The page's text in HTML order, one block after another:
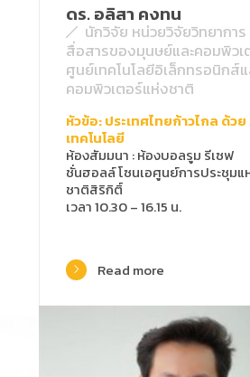
ดร. อลิสา คงทน
นักวิจัย หน่วยวิจัยวิทยาการ
สื่อสารของมุนษย์และคอมพิวเ
ศูนย์เทคโนโลยีอิเล็กทรอนิกส์แ
คอมพิวเตอร์แห่งชาติ
หัวข้อ: ประเทศไทยก้าวไกล ด้วย
เทคโนโลยี
ห้องสัมมนา :ห้องบอลรูม รีเซฟ
ชั่นฮอลล์ โซนเอศูนย์การประชุมแ
ชาติสิริกิติ์
เวลา 10.30 – 16.15 น.
Read more